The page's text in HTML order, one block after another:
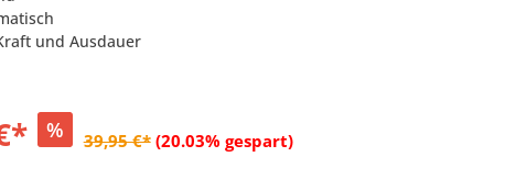
und Ausdauer
% 39,95 €* (20.03% gespart)